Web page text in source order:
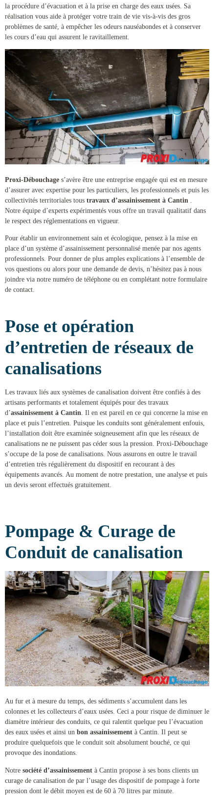
la procédure d’évacuation et à la prise en charge des eaux usées. Sa
réalisation vous aide à protéger votre train de vie vis-à-vis des gros
problèmes de santé, à empêcher les odeurs nauséabondes et à conserver
les cours d’eau qui assurent le ravitaillement.
Proxi-Débouchage s’avère être une entreprise engagée qui est en mesure
d’assurer avec expertise pour les particuliers, les professionnels et puis les
collectivités territoriales tous travaux d’assainissement à Cantin
Notre équipe d’experts expérimentés vous offre un travail qualitatif dans
le respect des réglementations en vigueur.
Pour établir un environnement sain et écologique, pensez à la mise en
place d’un système d’assainissement personnalisé menée par nos agents
professionnels. Pour donner de plus amples explications à l’ensemble de
vos questions ou alors pour une demande de devis, n’hésitez pas à nous
joindre via notre numéro de téléphone ou en complétant notre formulaire
de contact.
Pose et opération
d’entretien de réseaux de
canalisations
Les travaux liés aux systèmes de canalisation doivent être confiés à des
artisans performants et totalement équipés pour des travaux
d’assainissement à Cantin . Il en est pareil en ce qui concerne la mise en
place et puis l’entretien. Puisque les conduits sont généralement enfouis,
l’installation doit être examinée soigneusement afin que les réseaux de
canalisations ne ne puissent pas céder sous la pression. Proxi-Débouchage
s’occupe de la pose de canalisations . Nous assurons en outre le travail
d’entretien très régulièrement du dispositif en recourant à des
équipements avancés. Au moment de notre prestation, une analyse et puis
un devis seront effectués gratuitement.
Pompage & Curage de
Conduit de canalisation
Au fur et à mesure du temps, des sédiments s’accumulent dans les
colonnes et les collecteurs d’eaux usées. Ceci a pour risque de diminuer le
diamètre intérieur des conduits, ce qui ralentit quelque peu l’évacuation
des eaux usées et ainsi un bon assainissement à Cantin. Il peut se
produire quelquefois que le conduit soit absolument bouché, ce qui
provoque des inondations.
Notre société d’assainissement à Cantin propose à ses bons clients un
curage de canalisation de par l’usage des dispositif de pompage à forte
pression dont le débit moyen est de 60 à 70 litres par minute.